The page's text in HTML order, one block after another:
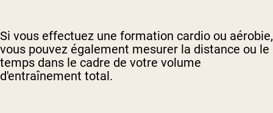
Si vous effectuez une formation cardio ou aérobie,
vous pouvez également mesurer la distance ou le
temps dans le cadre de votre volume
d'entraînement total.